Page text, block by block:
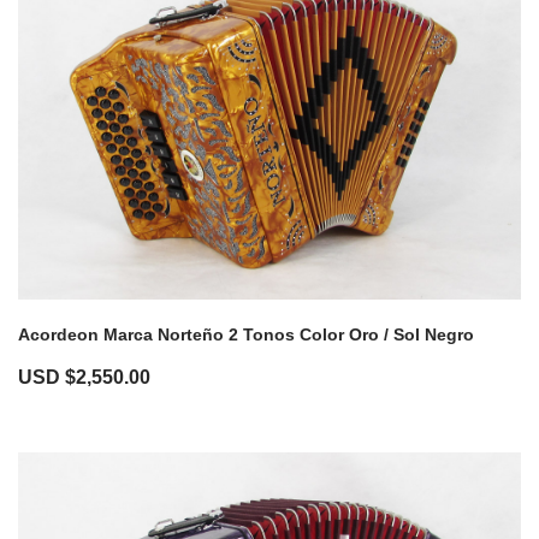
Acordeon Marca Norteño 2 Tonos Color Oro / Sol Negro
USD $2,550.00